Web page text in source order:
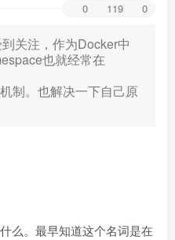
0 119 0
关注，作为Docker中
也就经常在
制。也解决一下自己原
么。最早知道这个名词是在